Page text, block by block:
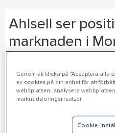
Ahlsell ser
marknaden i
Just nu pågår byggnationen av
kommer att öppna den 20
Ahlsells butiksnät för
att växa och i dag har företaget
Genom att klicka på "Acceptera alla
av cookies på din enhet för att
webbplatsen, analysera
marknadsföringsinsatser.
Cookie-